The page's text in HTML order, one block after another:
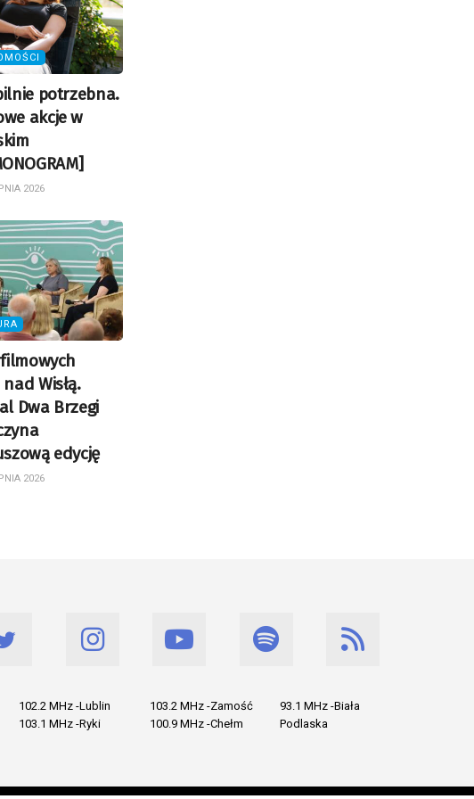
potrzebna.
akcje w
2026
Wisłą.
Dwa Brzegi
edycję
2026
102.2 MHz -Lublin
103.1 MHz -Ryki
103.2 MHz -Zamość
100.9 MHz -Chełm
93.1 MHz -Biała
Podlaska